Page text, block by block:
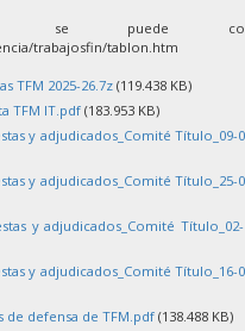
se puede
trabajosfin/tablon.htm
TFM 2025-26.7z (119.438 KB)
TFM IT.pdf (183.953 KB)
y adjudicados_Comité Título_09-
y adjudicados_Comité Título_25-
y adjudicados_Comité Título_02-
y adjudicados_Comité Título_16-
de defensa de TFM.pdf (138.488 KB)